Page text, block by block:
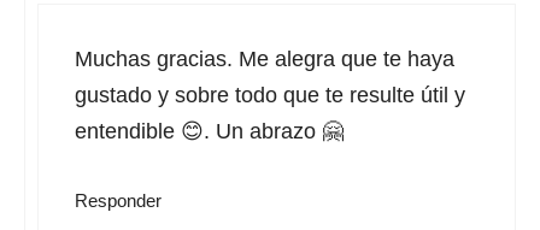
Muchas gracias. Me alegra que te haya
gustado y sobre todo que te resulte útil y
entendible 😊. Un abrazo 🤗
Responder